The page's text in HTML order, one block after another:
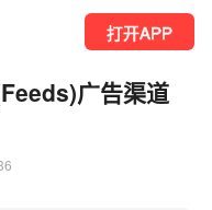
打开APP
广告渠道